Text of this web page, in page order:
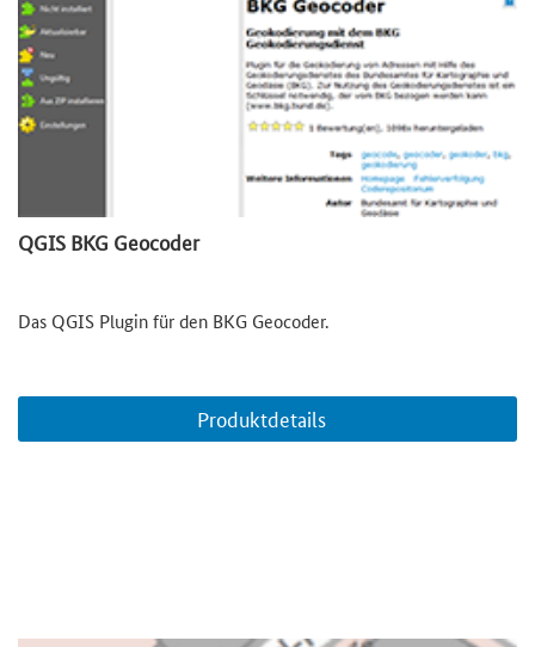
QGIS BKG Geocoder
Das QGIS Plugin für den BKG Geocoder.
Produktdetails